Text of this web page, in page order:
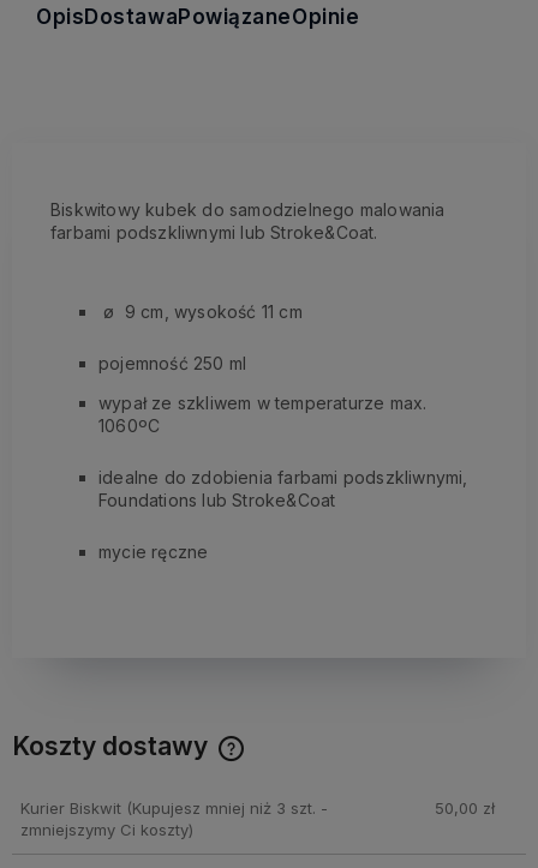
OpisDostawaPowiązaneOpinie
Biskwitowy kubek do samodzielnego malowania
farbami podszkliwnymi lub Stroke&Coat.
ø 9 cm, wysokość 11 cm
pojemność 250 ml
wypał ze szkliwem w temperaturze max.
1060ºC
idealne do zdobienia farbami podszkliwnymi,
Foundations lub Stroke&Coat
mycie ręczne
Koszty dostawy
Kurier Biskwit(Kupujesz mniej niż 3 szt. -
zmniejszymy Ci koszty)
50,00 zł